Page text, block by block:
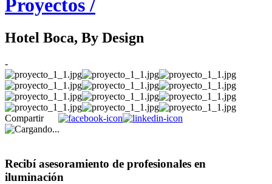
Proyectos /
Hotel Boca, By Design
-
Compartir
Recibí asesoramiento de profesionales en
iluminación